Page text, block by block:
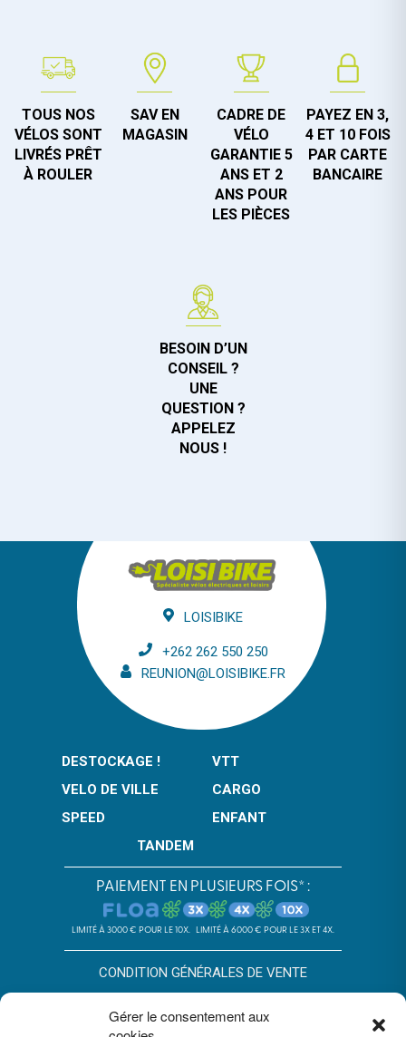
Gérer le consentement aux
TOUS NOS
VÉLOS SONT
LIVRÉS PRÊT
À ROULER
SAV EN
MAGASIN
CADRE DE
VÉLO
GARANTIE 5
ANS ET 2
ANS POUR
LES PIÈCES
PAYEZ EN 3,
4 ET 10 FOIS
PAR CARTE
BANCAIRE
BESOIN D’UN
CONSEIL ?
UNE
QUESTION ?
APPELEZ
NOUS !
LOISIBIKE
+262 262 550 250
REUNION@LOISIBIKE.FR
DESTOCKAGE !
VTT
VELO DE VILLE
CARGO
SPEED
ENFANT
TANDEM
PAIEMENT EN PLUSIEURS FOIS* :
LIMITÉ À 3000 € POUR LE 10X. LIMITÉ À 6000 € POUR LE 3X ET 4X.
CONDITION GÉNÉRALES DE VENTE